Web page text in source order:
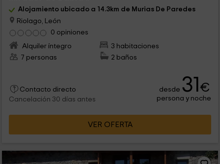
Alojamiento ubicado a 14.3km de Murias De Paredes
Riolago, León
0 opiniones
Alquiler íntegro
3 habitaciones
7 personas
2 baños
Contacto directo
Cancelación 30 días antes
desde 31€
persona y noche
VER OFERTA